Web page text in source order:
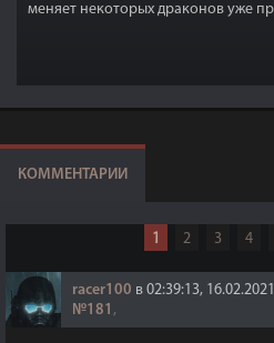
меняет некоторых драконов уже
КОММЕНТАРИИ
1 2 3 4
racer100 в 02:39:13, 16.02.2021
№181 ,